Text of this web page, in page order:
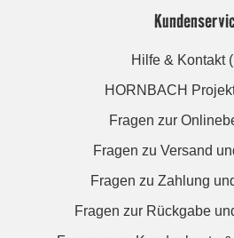
Hilfe & Kontakt
HORNBACH
Fragen zur
Fragen zu Versand
Fragen zu Zahlung
Fragen zur Rückgabe